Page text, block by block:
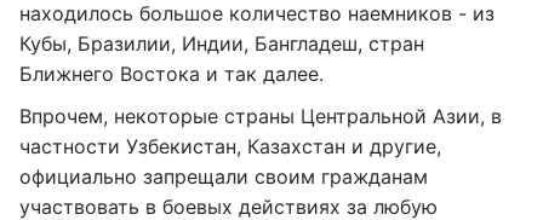
находилось большое количество наемников - из
Кубы, Бразилии, Индии, Бангладеш, стран
Ближнего Востока и так далее.
Впрочем, некоторые страны Центральной Азии, в
частности Узбекистан, Казахстан и другие,
официально запрещали своим гражданам
участвовать в боевых действиях за любую